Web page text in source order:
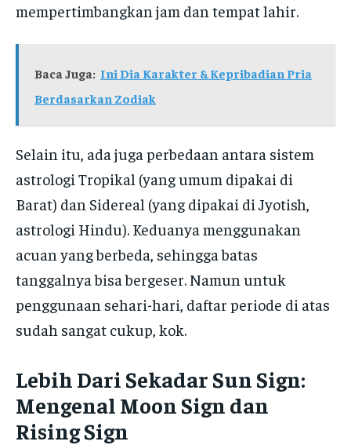
mempertimbangkan jam dan tempat lahir.
Baca Juga: Ini Dia Karakter & Kepribadian Pria
Berdasarkan Zodiak
Selain itu, ada juga perbedaan antara sistem
astrologi Tropikal (yang umum dipakai di
Barat) dan Sidereal (yang dipakai di Jyotish,
astrologi Hindu). Keduanya menggunakan
acuan yang berbeda, sehingga batas
tanggalnya bisa bergeser. Namun untuk
penggunaan sehari-hari, daftar periode di atas
sudah sangat cukup, kok.
Lebih Dari Sekadar Sun Sign:
Mengenal Moon Sign dan
Rising Sign